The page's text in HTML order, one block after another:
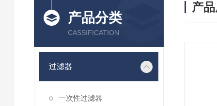
产品分类
CASSIFICATION
过滤器
一次性过滤器
产